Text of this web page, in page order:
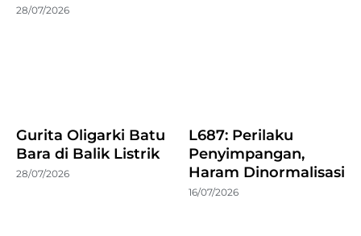
28/07/2026
Gurita Oligarki Batu
Bara di Balik Listrik
28/07/2026
L687: Perilaku
Penyimpangan,
Haram Dinormalisasi
16/07/2026